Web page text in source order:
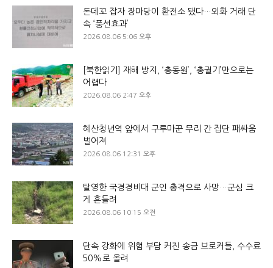
돈데꼬 잡자 장마당이 환전소 됐다…외화 거래 단
속 ‘풍선효과’
2026.08.06 5:06 오후
[북한읽기] 재해 방지, ‘총동원’, ‘총궐기’만으로는
어렵다
2026.08.06 2:47 오후
혜산청년역 앞에서 구루마꾼 무리 간 집단 패싸움
벌어져
2026.08.06 12:31 오후
탈영한 국경경비대 군인 총격으로 사망…군심 크
게 흔들려
2026.08.06 10:15 오전
단속 강화에 위험 부담 커진 송금 브로커들, 수수료
50%로 올려